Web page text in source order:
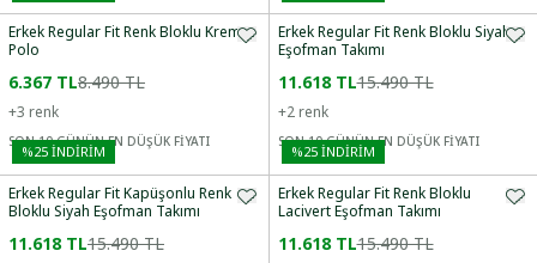
Erkek Regular Fit Renk Bloklu Krem
Polo
6.367 TL8.490 TL
+3 renk
SON 10 GÜNÜN EN DÜŞÜK FİYATI
Erkek Regular Fit Renk Bloklu Siyah
Eşofman Takımı
11.618 TL15.490 TL
+2 renk
SON 10 GÜNÜN EN DÜŞÜK FİYATI
%25 İNDİRİM
Erkek Regular Fit Kapüşonlu Renk
Bloklu Siyah Eşofman Takımı
11.618 TL15.490 TL
%25İNDİRİM
Erkek Regular Fit Renk Bloklu
Lacivert Eşofman Takımı
11.618 TL15.490 TL